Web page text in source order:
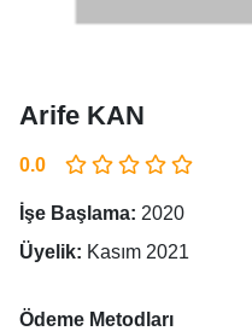
Arife KAN
0.0
İşe Başlama: 2020
Üyelik: Kasım 2021
Ödeme Metodları